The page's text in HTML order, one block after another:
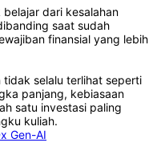
dari kesalahan
saat sudah
finansial yang lebih
tidak selalu terlihat seperti
panjang, kebiasaan
satu investasi paling
kuliah.
Gen-AI